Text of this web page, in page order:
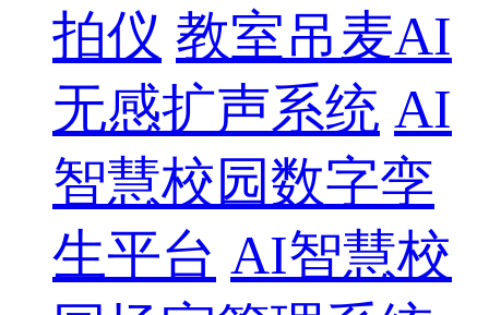
拍仪 教室吊麦AI
无感扩声系统 AI
智慧校园数字孪
生平台 AI智慧校